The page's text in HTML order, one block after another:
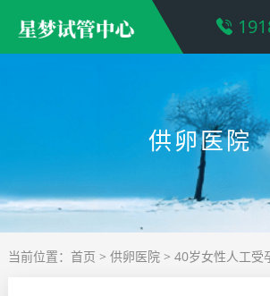
供卵医院
当前位置： 首页 > 供卵医院> 40岁女性人工受